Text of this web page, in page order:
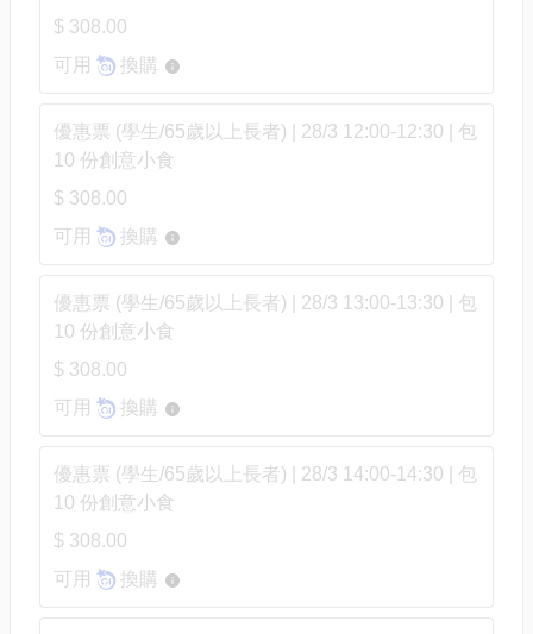
$ 308.00
可用
換購
優惠票 (學生/65歲以上長者) | 28/3 12:00-12:30 | 包
10 份創意小食
$ 308.00
可用
換購
優惠票 (學生/65歲以上長者) | 28/3 13:00-13:30 | 包
10 份創意小食
$ 308.00
可用
換購
優惠票 (學生/65歲以上長者) | 28/3 14:00-14:30 | 包
10 份創意小食
$ 308.00
可用
換購